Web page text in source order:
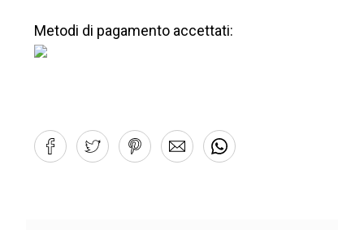
Metodi di pagamento accettati: